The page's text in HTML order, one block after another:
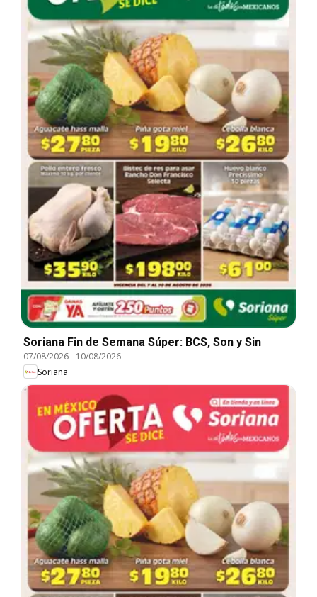
Soriana Fin de Semana Súper: BCS, Son y Sin
07/08/2026- 10/08/2026
Soriana